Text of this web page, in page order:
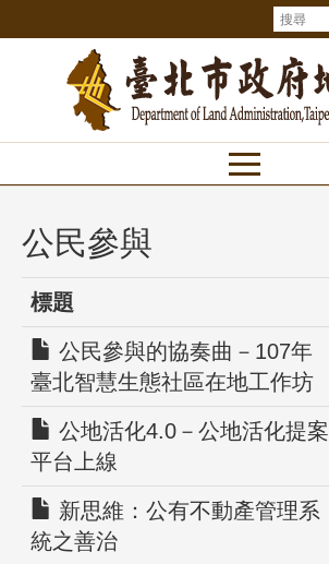
公民參與
標題
公民參與的協奏曲－107年
臺北智慧生態社區在地工作坊
公地活化4.0－公地活化提案
平台上線
新思維：公有不動產管理系
統之善治